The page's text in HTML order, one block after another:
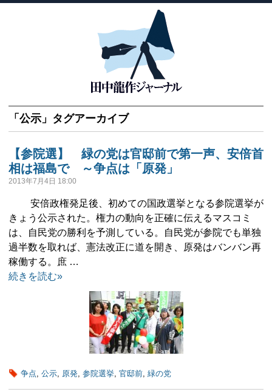
「 公示 」タグアーカイブ
【参院選】 緑の党は官邸前で第一声、安倍首
相は福島で ～争点は「原発」
2013年7月4日 18:00
安倍政権発足後、初めての国政選挙となる参院選挙が
きょう公示された。権力の動向を正確に伝えるマスコミ
は、自民党の勝利を予測している。自民党が参院でも単独
過半数を取れば、憲法改正に道を開き、原発はバンバン再
稼働する。庶 …
続きを読む»
争点, 公示, 原発, 参院選挙, 官邸前, 緑の党